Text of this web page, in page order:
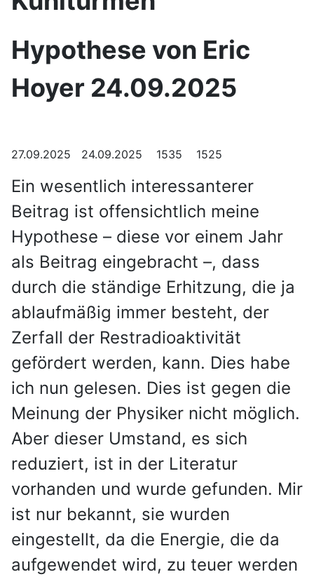
Hypothese von Eric
Hoyer 24.09.2025
27.09.2025 24.09.2025 1535 1525
Ein wesentlich interessanterer
Beitrag ist offensichtlich meine
Hypothese – diese vor einem Jahr
als Beitrag eingebracht –, dass
durch die ständige Erhitzung, die ja
ablaufmäßig immer besteht, der
Zerfall der Restradioaktivität
gefördert werden, kann. Dies habe
ich nun gelesen. Dies ist gegen die
Meinung der Physiker nicht möglich.
Aber dieser Umstand, es sich
reduziert, ist in der Literatur
vorhanden und wurde gefunden. Mir
ist nur bekannt, sie wurden
eingestellt, da die Energie, die da
aufgewendet wird, zu teuer werden